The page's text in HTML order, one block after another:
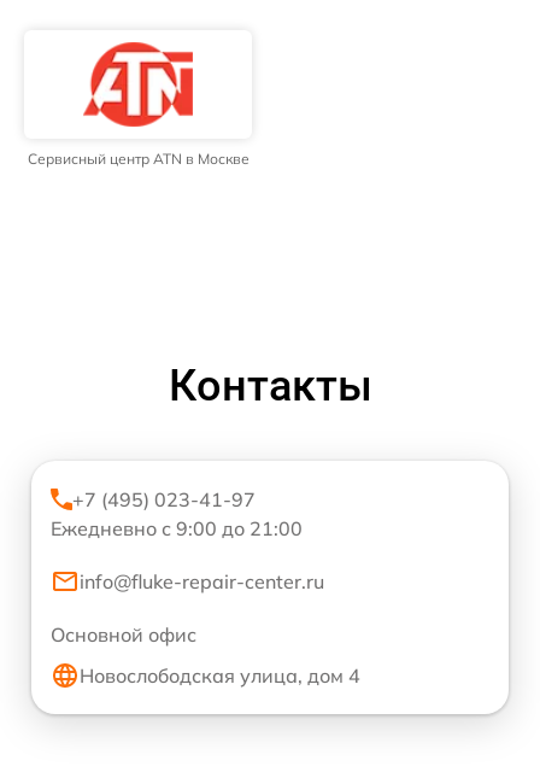
Сервисный центр ATN в Москве
Контакты
+7 (495) 023-41-97
Ежедневно с 9:00 до 21:00
info@fluke-repair-center.ru
Основной офис
Новослободская улица, дом 4